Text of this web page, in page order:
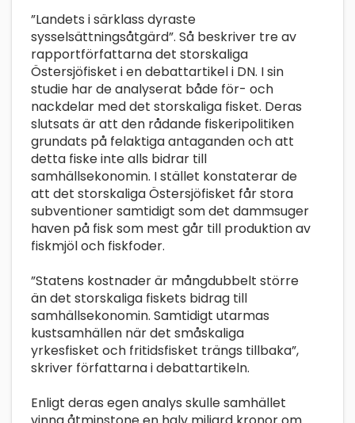
”Landets i särklass dyraste
sysselsättningsåtgärd”. Så beskriver tre av
rapportförfattarna det storskaliga
Östersjöfisket i en debattartikel i DN. I sin
studie har de analyserat både för- och
nackdelar med det storskaliga fisket. Deras
slutsats är att den rådande fiskeripolitiken
grundats på felaktiga antaganden och att
detta fiske inte alls bidrar till
samhällsekonomin. I stället konstaterar de
att det storskaliga Östersjöfisket får stora
subventioner samtidigt som det dammsuger
haven på fisk som mest går till produktion av
fiskmjöl och fiskfoder.
”Statens kostnader är mångdubbelt större
än det storskaliga fiskets bidrag till
samhällsekonomin. Samtidigt utarmas
kustsamhällen när det småskaliga
yrkesfisket och fritids­fisket trängs tillbaka”,
skriver författarna i debattartikeln.
Enligt deras egen analys skulle samhället